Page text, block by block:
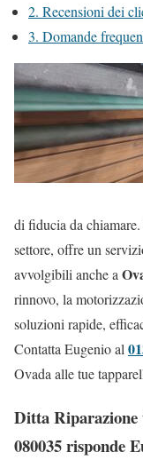
2. Recensioni dei
3. Domande
di fiducia da
settore, offre un
avvolgibili anche a
rinnovo, la
soluzioni rapide,
Contatta Eugenio al
Ovada alle tue
Ditta Riparazione
080035 risponde